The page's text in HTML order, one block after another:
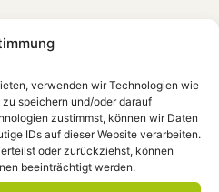
verwenden wir Technologien wie
speichern und/oder darauf
zustimmst, können wir Daten
IDs auf dieser Website verarbeiten.
oder zurückziehst, können
beeinträchtigt werden.
and Blues von Pat
singt Rio Reiser, an
Todestag von Rio
KiezplatzOrt: